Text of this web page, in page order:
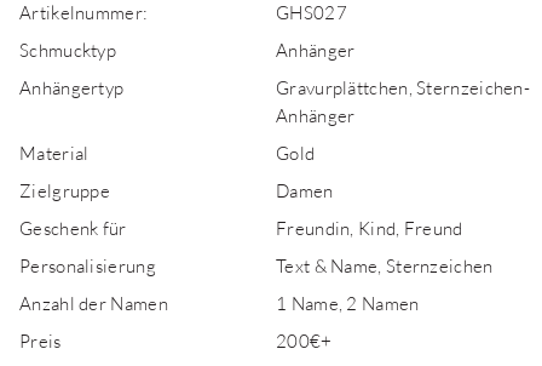
Artikelnummer:
GHS027
Schmucktyp
Anhänger
Anhängertyp
Gravurplättchen, Sternzeichen-
Anhänger
Material
Gold
Zielgruppe
Damen
Geschenk für
Freundin, Kind, Freund
Personalisierung
Text & Name, Sternzeichen
Anzahl der Namen
1 Name, 2 Namen
Preis
200€+